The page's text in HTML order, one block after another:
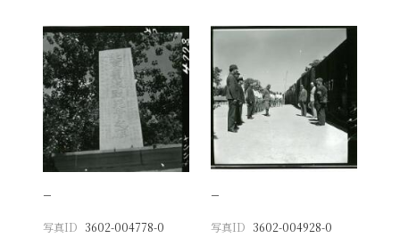
−
写真ID 3602-004778-0
−
写真ID 3602-004928-0